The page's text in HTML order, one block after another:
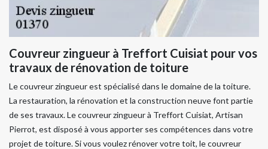
Couvreur zingueur à Treffort Cuisiat pour vos
travaux de rénovation de toiture
Le couvreur zingueur est spécialisé dans le domaine de la toiture.
La restauration, la rénovation et la construction neuve font partie
de ses travaux. Le couvreur zingueur à Treffort Cuisiat, Artisan
Pierrot, est disposé à vous apporter ses compétences dans votre
projet de toiture. Si vous voulez rénover votre toit, le couvreur